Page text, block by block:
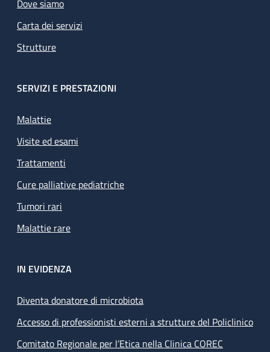
Dove siamo
Carta dei servizi
Strutture
SERVIZI E PRESTAZIONI
Malattie
Visite ed esami
Trattamenti
Cure palliative pediatriche
Tumori rari
Malattie rare
IN EVIDENZA
Diventa donatore di microbiota
Accesso di professionisti esterni a strutture del Policlinico
Comitato Regionale per l’Etica nella Clinica COREC